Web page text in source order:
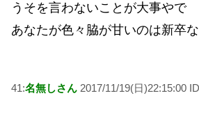
うそを言わないことが大事やで
あなたが色々脇が甘いのは新卒
41:名無しさん 2017/11/19(日)22:15:00